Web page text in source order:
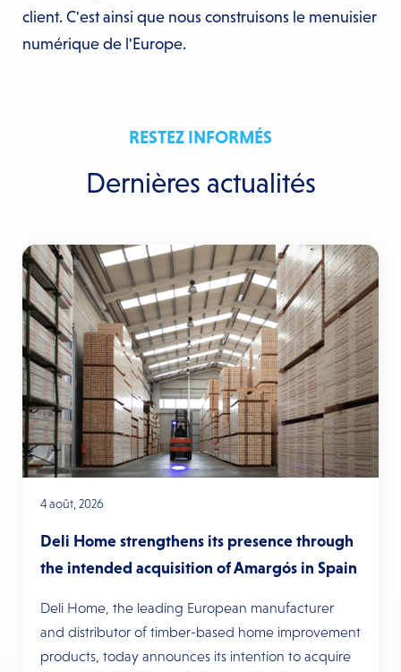
client. C'est ainsi que nous construisons le menuisier
numérique de l'Europe.
RESTEZ INFORMÉS
Dernières actualités
4 août, 2026
Deli Home strengthens its presence through
the intended acquisition of Amargós in Spain
Deli Home, the leading European manufacturer
and distributor of timber-based home improvement
products, today announces its intention to acquire